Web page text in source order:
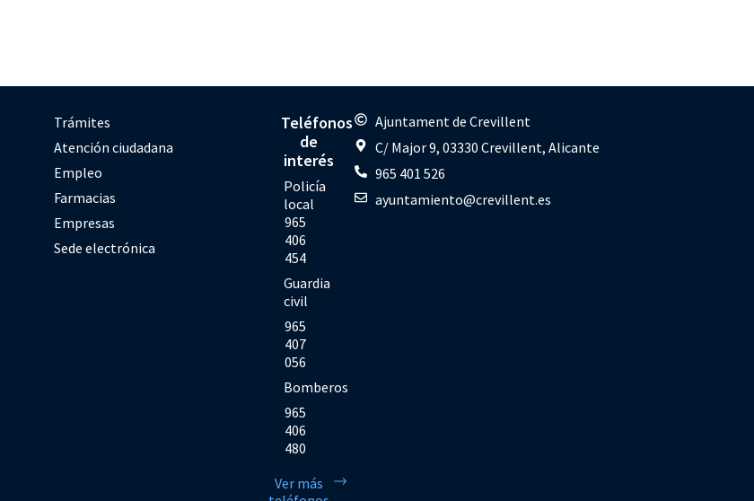
Trámites
Atención ciudadana
Empleo
Farmacias
Empresas
Sede electrónica
Teléfonos
de
interés
Policía
local
965
406
454
Guardia
civil
965
407
056
Bomberos
965
406
480
Ver más
Ajuntament de Crevillent
C/ Major 9, 03330 Crevillent, Alicante
965 401 526
ayuntamiento@crevillent.es